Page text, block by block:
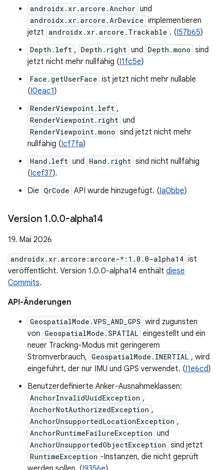
androidx.xr.arcore.Anchor und
androidx.xr.arcore.ArDevice implementieren
jetzt androidx.xr.arcore.Trackable . (I57b65)
Depth.left , Depth.right und Depth.mono sind
jetzt nicht mehr nullfähig (I1fc5e)
Face.getUserFace ist jetzt nicht mehr nullable
(I0eac1)
RenderViewpoint.left ,
RenderViewpoint.right und
RenderViewpoint.mono sind jetzt nicht mehr
nullfähig (Icf7fa)
Hand.left und Hand.right sind nicht nullfähig
(Icef37).
Die QrCode API wurde hinzugefügt. (Ia0bbe)
Version 1.0.0-alpha14
19. Mai 2026
androidx.xr.arcore:arcore-*:1.0.0-alpha14 ist
veröffentlicht. Version 1.0.0-alpha14 enthält diese
Commits.
API-Änderungen
GeospatialMode.VPS_AND_GPS wird zugunsten
von GeospatialMode.SPATIAL eingestellt und ein
neuer Tracking-Modus mit geringerem
Stromverbrauch, GeospatialMode.INERTIAL , wird
eingeführt, der nur IMU und GPS verwendet. (I1e6cd)
Benutzerdefinierte Anker-Ausnahmeklassen:
AnchorInvalidUuidException ,
AnchorNotAuthorizedException ,
AnchorUnsupportedLocationException ,
AnchorRuntimeFailureException und
AnchorUnsupportedObjectException sind jetzt
RuntimeException -Instanzen, die nicht geprüft